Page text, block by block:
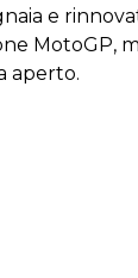
e
MotoGP,
aperto.